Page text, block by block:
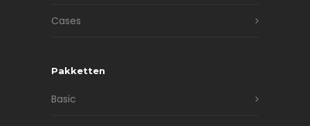
Cases
Pakketten
Basic